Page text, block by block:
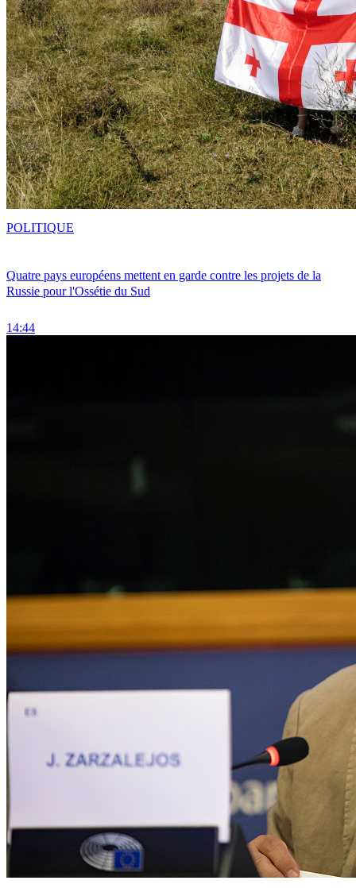
Quatre pays européens mettent en garde contre les projets de la
Russie pour l'Ossétie du Sud
14:44
POLITIQUE